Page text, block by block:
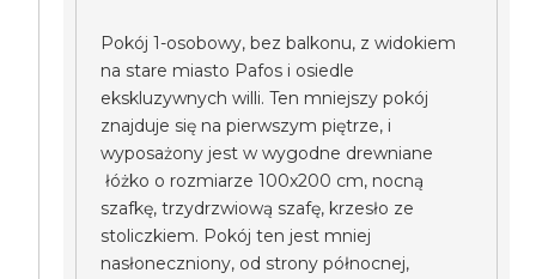
Pokój 1-osobowy, bez balkonu, z widokiem
na stare miasto Pafos i osiedle
ekskluzywnych willi. Ten mniejszy pokój
znajduje się na pierwszym piętrze, i
wyposażony jest w wygodne drewniane
łóżko o rozmiarze 100x200 cm, nocną
szafkę, trzydrzwiową szafę, krzesło ze
stoliczkiem. Pokój ten jest mniej
nasłoneczniony, od strony północnej,